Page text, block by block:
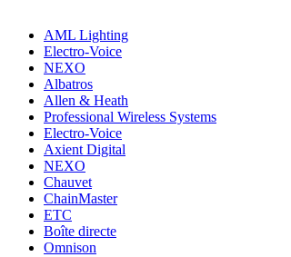
AML Lighting
Electro-Voice
NEXO
Albatros
Allen & Heath
Professional Wireless Systems
Electro-Voice
Axient Digital
NEXO
Chauvet
ChainMaster
ETC
Boîte directe
Omnison